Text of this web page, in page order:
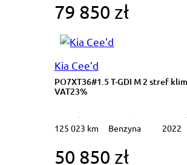
79 850 zł
Kia Cee’d
PO7XT36#1.5 T-GDI M 2 stref
VAT23%
125 023 km Benzyna 2022
50 850 zł